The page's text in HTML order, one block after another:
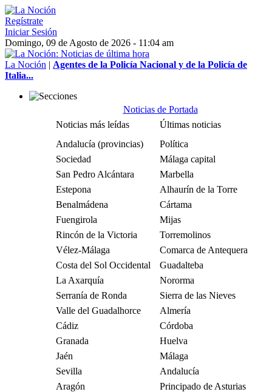
Regístrate
Iniciar Sesión
Domingo, 09 de Agosto de 2026 - 11:04 am
La Noción | Agentes de la Policía Nacional y de la Policía de
Italia...
Noticias de Portada
Noticias más leídas
Últimas noticias
Andalucía (provincias)
Política
Sociedad
Málaga capital
San Pedro Alcántara
Marbella
Estepona
Alhaurín de la Torre
Benalmádena
Cártama
Fuengirola
Mijas
Rincón de la Victoria
Torremolinos
Vélez-Málaga
Comarca de Antequera
Costa del Sol Occidental
Guadalteba
La Axarquía
Nororma
Serranía de Ronda
Sierra de las Nieves
Valle del Guadalhorce
Almería
Cádiz
Córdoba
Granada
Huelva
Jaén
Málaga
Sevilla
Andalucía
Aragón
Principado de Asturias